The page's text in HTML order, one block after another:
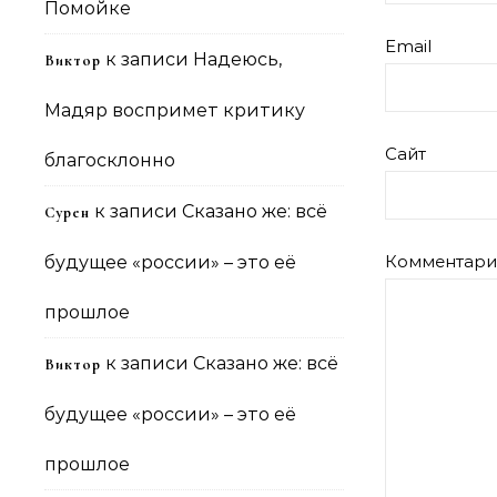
Помойке
Виктор к записи Надеюсь,
Мадяр воспримет критику
благосклонно
Сурен к записи Сказано же: всё
будущее «россии» – это её
прошлое
Виктор к записи Сказано же: всё
будущее «россии» – это её
прошлое
Email
Сайт